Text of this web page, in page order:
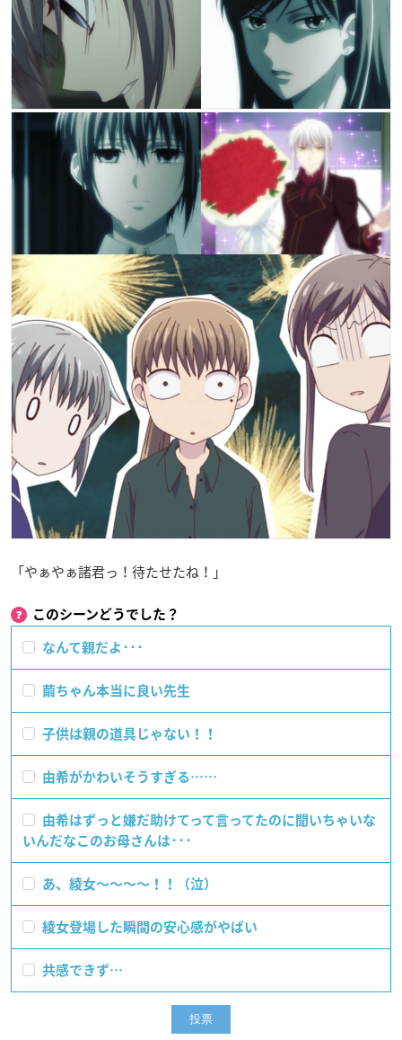
「やぁやぁ諸君っ！待たせたね！」
このシーンどうでした？
なんて親だよ･･･
繭ちゃん本当に良い先生
子供は親の道具じゃない！！
由希がかわいそうすぎる……
由希はずっと嫌だ助けてって言ってたのに聞いちゃいな
いんだなこのお母さんは･･･
あ、綾女〜〜〜〜！！（泣）
綾女登場した瞬間の安心感がやばい
共感できず…